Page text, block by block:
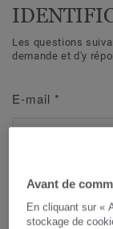
Les questions
demande et d'y
E-mail *
Prénom*
Avant de
En cliquant sur «
stockage de